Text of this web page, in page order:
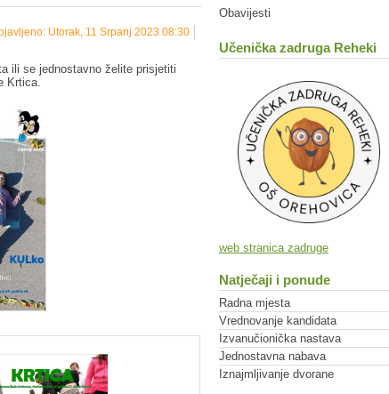
Utorak, 11 Srpanj 2023 08:30
ili se jednostavno želite prisjetiti
Krtica.
Obavijesti
Učenička zadruga Reheki
web stranica zadruge
Natječaji i ponude
Radna mjesta
Vrednovanje kandidata
Izvanučionička nastava
Jednostavna nabava
Iznajmljivanje dvorane